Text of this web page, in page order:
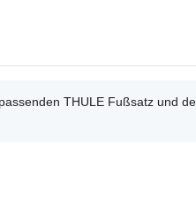
THULE Fußsatz und